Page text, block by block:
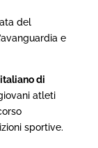
del
e
di
atleti
sportive.